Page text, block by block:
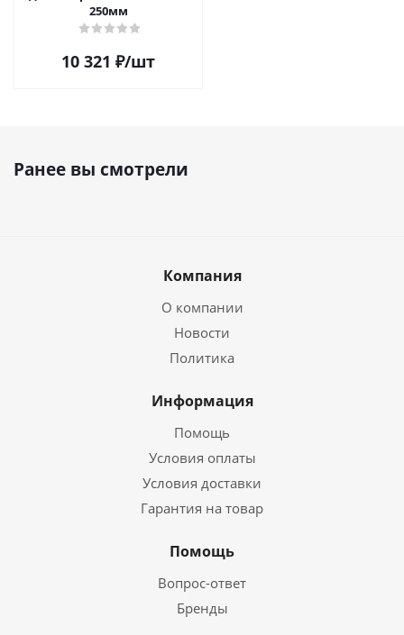
250мм
10 321 ₽/шт
Ранее вы смотрели
Компания
О компании
Новости
Политика
Информация
Помощь
Условия оплаты
Условия доставки
Гарантия на товар
Помощь
Вопрос-ответ
Бренды